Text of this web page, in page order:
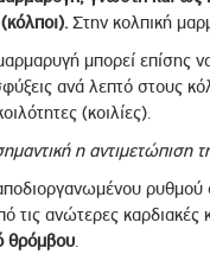
Στην κολπική
μπορεί επίσης
ανά λεπτό στους
(κοιλίες).
σημαντική η αντιμετώπιση
ρυθμού
τις ανώτερες καρδιακές
θρόμβου.